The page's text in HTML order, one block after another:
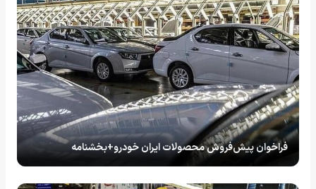
فراخوان پیش‌فروش محصولات ایران خودرو+بخشنامه